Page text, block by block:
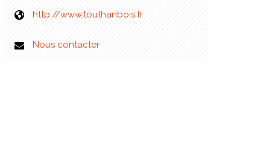
http://www.touthanbois.fr
Nous contacter